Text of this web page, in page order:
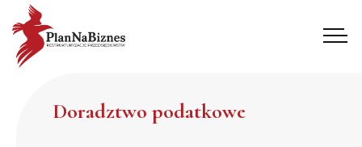
Doradztwo podatkowe